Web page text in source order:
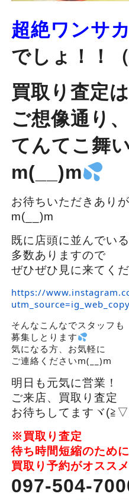
超絶ワンサカ
でしょ！！（
買取り査定は
ご想像通り、
てんてこ舞
m(__)m
お待ちいただきあり
m(__)m
既に店頭に並んでい
多数ありますので
ぜひぜひ見に来てく
https://
そんなこんなでスタッフも
募集しとります
気になる方、お気軽に
ご連絡くださいm(__)m
明日も元気に営業！
ご来店、買取り査定
お待ちしてますヾ
※ 買取り査定
待ち時間短縮のために
買取り予約がオススメ
097-504-